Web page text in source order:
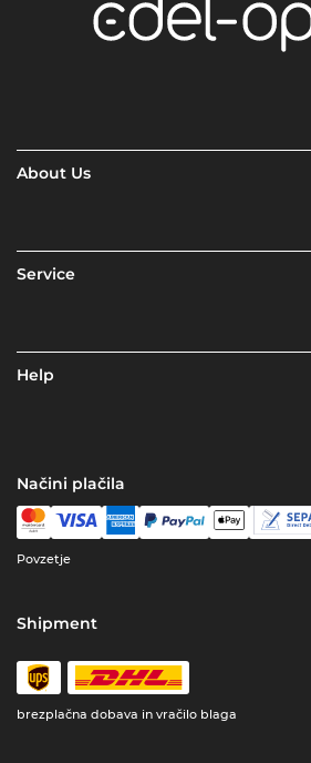
About Us
Service
Help
Načini plačila
Povzetje
Shipment
brezplačna dobava in vračilo blaga